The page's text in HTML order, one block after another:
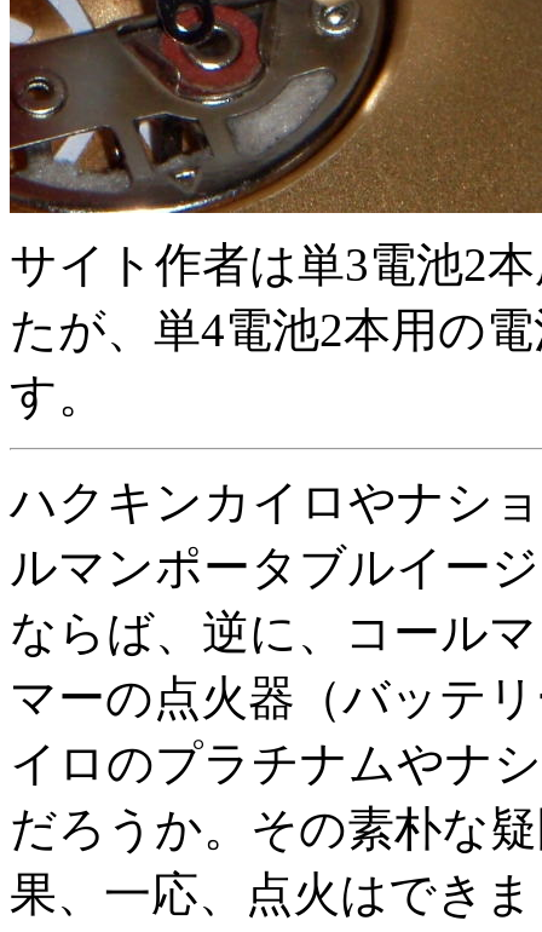
サイト作者は単3電池2
たが、単4電池2本用の
す。
ハクキンカイロやナシ
ルマンポータブルイー
ならば、逆に、コール
マーの点火器（バッテ
イロのプラチナムやナ
だろうか。その素朴な
果、一応、点火はでき